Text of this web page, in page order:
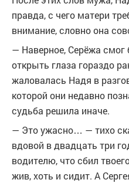
правда, с чего матери
внимание, словно она
— Наверное, Серёжа
открыть глаза гораздо
жаловалась Надя в
которой они недавно
судьба решила иначе.
— Это ужасно… — тихо
вдовой в двадцать три
водителю, что сбил
жив, хоть и сидит. А